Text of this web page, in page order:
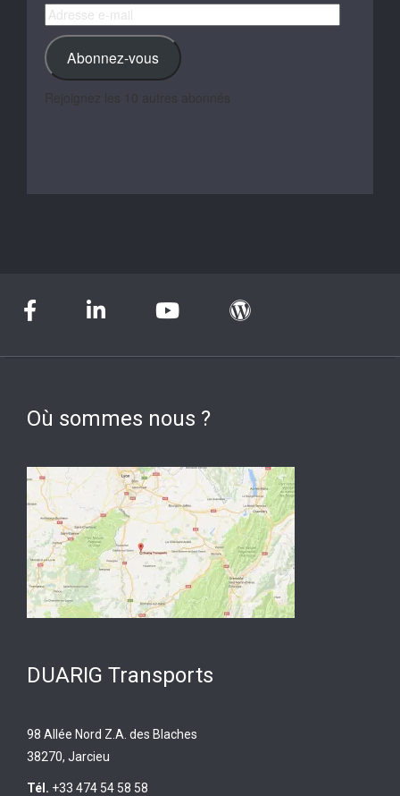
Adresse
e-
mail
Abonnez-vous
Où sommes nous ?
DUARIG Transports
98 Allée Nord Z.A. des Blaches
38270, Jarcieu
Tél. +33 474 54 58 58